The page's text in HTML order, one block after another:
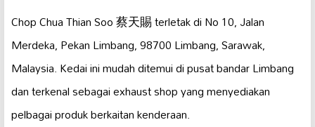
Chop Chua Thian Soo 蔡天賜 terletak di No 10, Jalan
Merdeka, Pekan Limbang, 98700 Limbang, Sarawak,
Malaysia. Kedai ini mudah ditemui di pusat bandar Limbang
dan terkenal sebagai exhaust shop yang menyediakan
pelbagai produk berkaitan kenderaan.